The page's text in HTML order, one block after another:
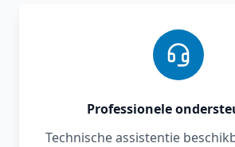
Professionele
Technische assistentie